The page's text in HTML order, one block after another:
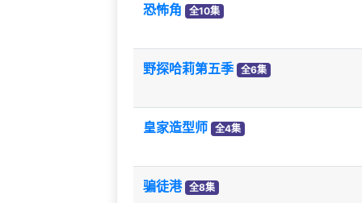
恐怖角 全10集
野探哈莉第五季 全6集
皇家造型师 全4集
骗徒港 全8集